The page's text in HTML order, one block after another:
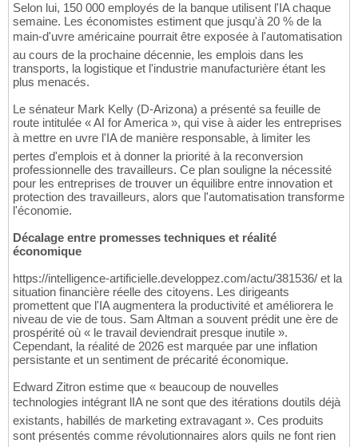
Selon lui, 150 000 employés de la banque utilisent l'IA chaque
semaine. Les économistes estiment que jusqu'à 20 % de la
main-d'uvre américaine pourrait être exposée à l'automatisation
au cours de la prochaine décennie, les emplois dans les
transports, la logistique et l'industrie manufacturière étant les
plus menacés.
Le sénateur Mark Kelly (D-Arizona) a présenté sa feuille de
route intitulée « AI for America », qui vise à aider les entreprises
à mettre en uvre l'IA de manière responsable, à limiter les
pertes d'emplois et à donner la priorité à la reconversion
professionnelle des travailleurs. Ce plan souligne la nécessité
pour les entreprises de trouver un équilibre entre innovation et
protection des travailleurs, alors que l'automatisation transforme
l'économie.
Décalage entre promesses techniques et réalité
économique
https://intelligence-artificielle.developpez.com/actu/381536/ et la
situation financière réelle des citoyens. Les dirigeants
promettent que l'IA augmentera la productivité et améliorera le
niveau de vie de tous. Sam Altman a souvent prédit une ère de
prospérité où « le travail deviendrait presque inutile ».
Cependant, la réalité de 2026 est marquée par une inflation
persistante et un sentiment de précarité économique.
Edward Zitron estime que « beaucoup de nouvelles
technologies intégrant lIA ne sont que des itérations doutils déjà
existants, habillés de marketing extravagant ». Ces produits
sont présentés comme révolutionnaires alors quils ne font rien